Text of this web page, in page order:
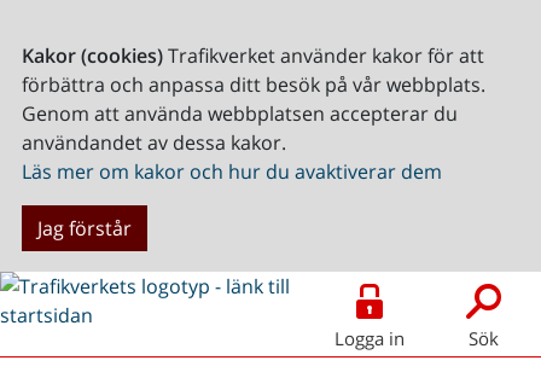
Kakor (cookies)Trafikverket använder kakor för att
förbättra och anpassa ditt besök på vår webbplats.
Genom att använda webbplatsen accepterar du
användandet av dessa kakor.
Läs mer om kakor och hur du avaktiverar dem
Jag förstår
Logga in Sök